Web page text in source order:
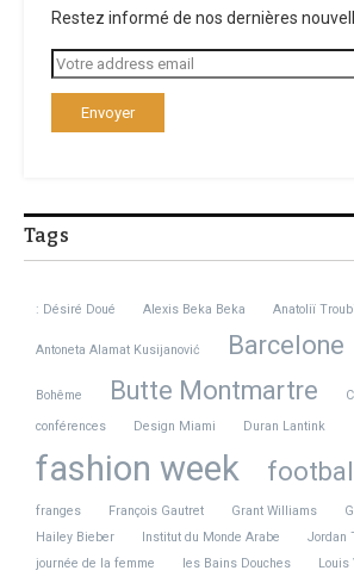
Restez informé de nos dernières
Tags
: Désiré Doué Alexis Beka Beka Anatoliï
Antoneta Alamat Kusijanović Barcelone
Bohême Butte Montmartre
conférences
Design Miami Duran Lantink
fashion week
franges François Gautret Grant Williams
Hailey Bieber
Institut du Monde Arabe Jordan
journée de la femme
les Bains Douches Louis